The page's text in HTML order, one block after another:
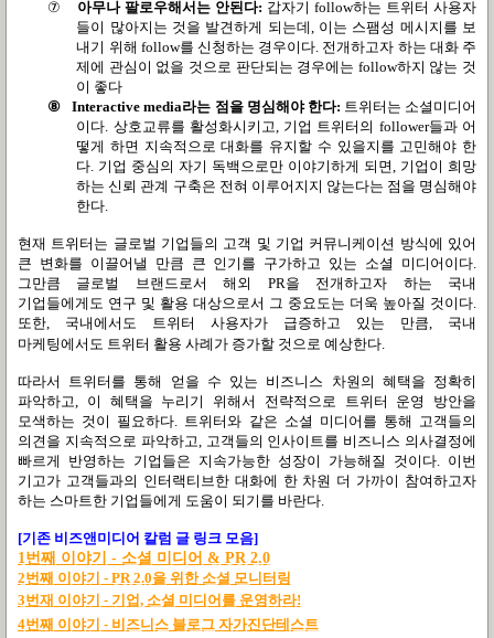
⑦
아무나 팔로우해서는 안된다: 갑자기 follow하는 트위터 사용자
들이 많아지는 것을 발견하게 되는데, 이는 스팸성 메시지를 보
내기 위해 follow를 신청하는 경우이다. 전개하고자 하는 대화 주
제에 관심이 없을 것으로 판단되는 경우에는 follow하지 않는 것
이 좋다
⑧
Interactive media라는 점을 명심해야 한다: 트위터는 소셜미디어
이다. 상호교류를 활성화시키고, 기업 트위터의 follower들과 어
떻게 하면 지속적으로 대화를 유지할 수 있을지를 고민해야 한
다. 기업 중심의 자기 독백으로만 이야기하게 되면, 기업이 희망
하는 신뢰 관계 구축은 전혀 이루어지지 않는다는 점을 명심해야
한다.
현재 트위터는 글로벌 기업들의 고객 및 기업 커뮤니케이션 방식에 있어
큰 변화를 이끌어낼 만큼 큰 인기를 구가하고 있는 소셜 미디어이다.
그만큼 글로벌 브랜드로서 해외
PR을 전개하고자 하는 국내
기업들에게도 연구 및 활용 대상으로서 그 중요도는 더욱 높아질 것이다.
또한, 국내에서도 트위터 사용자가 급증하고 있는 만큼, 국내
마케팅에서도 트위터 활용 사례가 증가할 것으로 예상한다.
따라서 트위터를 통해 얻을 수 있는 비즈니스 차원의 혜택을 정확히
파악하고, 이 혜택을 누리기 위해서 전략적으로 트위터 운영 방안을
모색하는 것이 필요하다. 트위터와 같은 소셜 미디어를 통해 고객들의
의견을 지속적으로 파악하고, 고객들의 인사이트를 비즈니스 의사결정에
빠르게 반영하는 기업들은 지속가능한 성장이 가능해질 것이다. 이번
기고가 고객들과의 인터랙티브한 대화에 한 차원 더 가까이 참여하고자
하는 스마트한 기업들에게 도움이 되기를 바란다.
[기존 비즈앤미디어 칼럼 글 링크 모음]
1번째 이야기 - 소셜 미디어 & PR 2.0
2번째 이야기 - PR 2.0을 위한 소셜 모니터링
3번재 이야기 - 기업, 소셜 미디어를 운영하라!
4번째 이야기 - 비즈니스 블로그 자가진단테스트